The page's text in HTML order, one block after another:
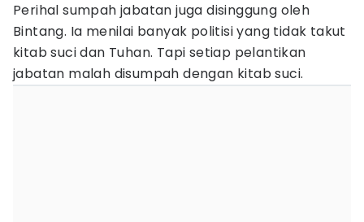
Perihal sumpah jabatan juga disinggung oleh
Bintang. Ia menilai banyak politisi yang tidak takut
kitab suci dan Tuhan. Tapi setiap pelantikan
jabatan malah disumpah dengan kitab suci.